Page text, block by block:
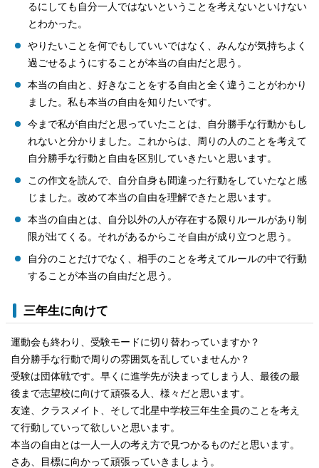
るにしても自分一人ではないということを考えないといけない
とわかった。
やりたいことを何でもしていいではなく、みんなが気持ちよく
過ごせるようにすることが本当の自由だと思う。
本当の自由と、好きなことをする自由と全く違うことがわかり
ました。私も本当の自由を知りたいです。
今まで私が自由だと思っていたことは、自分勝手な行動かもし
れないと分かりました。これからは、周りの人のことを考えて
自分勝手な行動と自由を区別していきたいと思います。
この作文を読んで、自分自身も間違った行動をしていたなと感
じました。改めて本当の自由を理解できたと思います。
本当の自由とは、自分以外の人が存在する限りルールがあり制
限が出てくる。それがあるからこそ自由が成り立つと思う。
自分のことだけでなく、相手のことを考えてルールの中で行動
することが本当の自由だと思う。
三年生に向けて
運動会も終わり、受験モードに切り替わっていますか？
自分勝手な行動で周りの雰囲気を乱していませんか？
受験は団体戦です。早くに進学先が決まってしまう人、最後の最
後まで志望校に向けて頑張る人、様々だと思います。
友達、クラスメイト、そして北星中学校三年生全員のことを考え
て行動していって欲しいと思います。
本当の自由とは一人一人の考え方で見つかるものだと思います。
さあ、目標に向かって頑張っていきましょう。